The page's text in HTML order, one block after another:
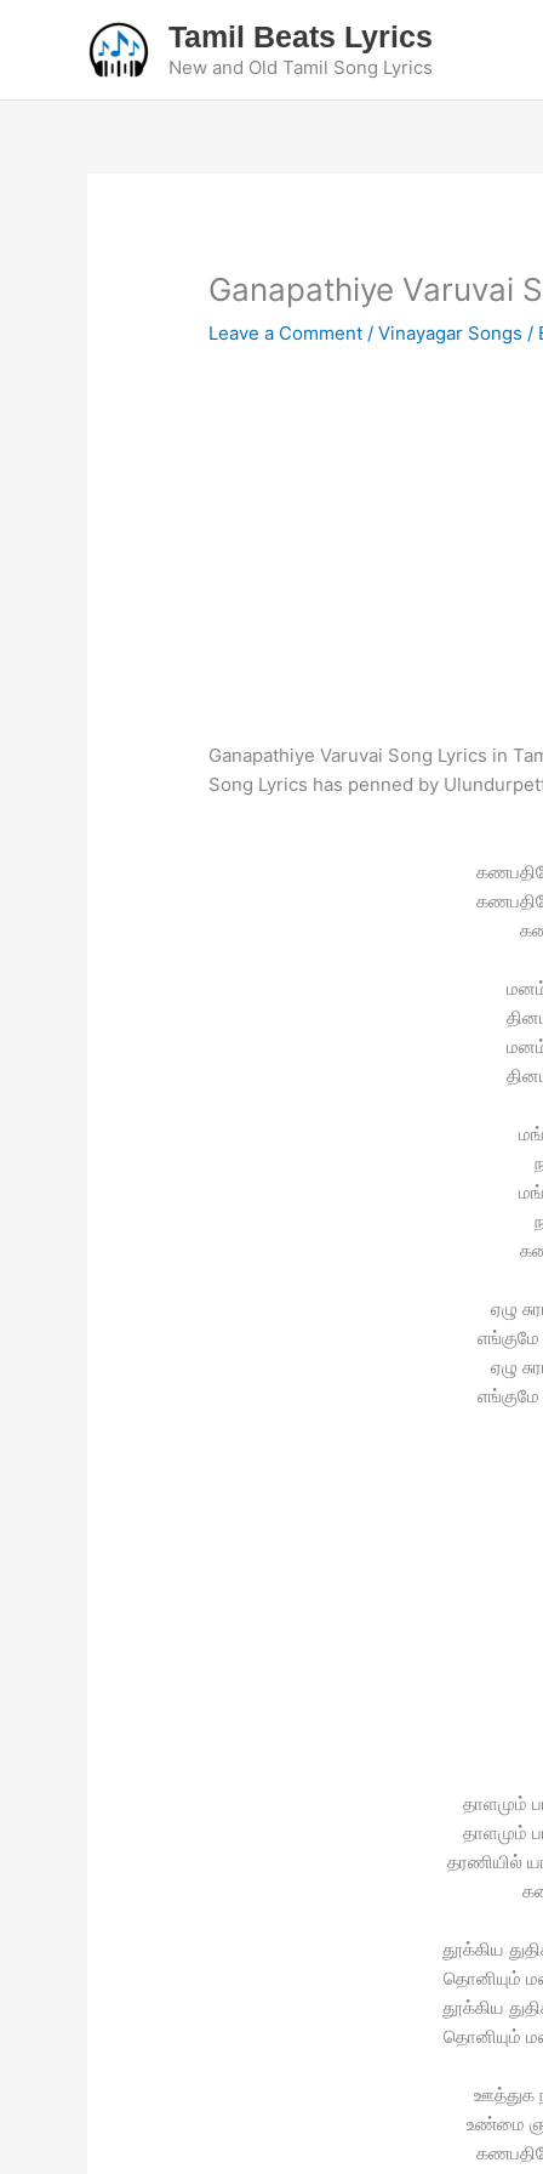
Tamil Beats Lyrics
New and Old Tamil Song Lyrics
Ganapathiye Varuvai
Leave a Comment /Vinayagar Songs /
Ganapathiye Varuvai Song Lyrics in
Song Lyrics has penned by
ஏழு
ஏழு
தாளமும்
தாளமும்
தரணியில்
தூக்கிய
தொனியும்
தூக்கிய
தொனியும்
ஊத்துக
உண்மை